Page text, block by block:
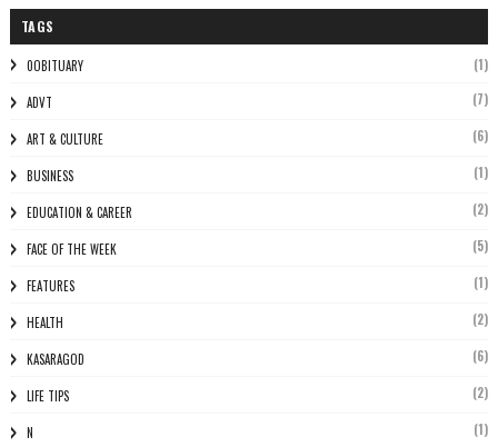
TAGS
0OBITUARY (1)
ADVT (7)
ART & CULTURE (6)
BUSINESS (1)
EDUCATION & CAREER (2)
FACE OF THE WEEK (5)
FEATURES (1)
HEALTH (2)
KASARAGOD (6)
LIFE TIPS (2)
N (1)